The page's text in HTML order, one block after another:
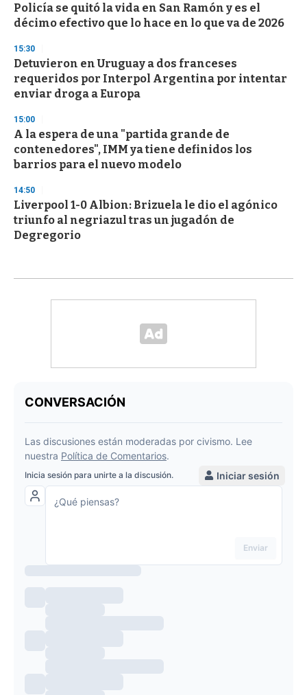
Policía se quitó la vida en San Ramón y es el
décimo efectivo que lo hace en lo que va de 2026
15:30
Detuvieron en Uruguay a dos franceses
requeridos por Interpol Argentina por intentar
enviar droga a Europa
15:00
A la espera de una "partida grande de
contenedores", IMM ya tiene definidos los
barrios para el nuevo modelo
14:50
Liverpool 1-0 Albion: Brizuela le dio el agónico
triunfo al negriazul tras un jugadón de
Degregorio